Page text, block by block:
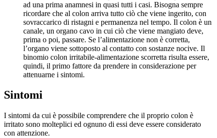
ad una prima anamnesi in quasi tutti i casi. Bisogna sempre
ricordare che al colon arriva tutto ciò che viene ingerito, con
sovraccarico di ristagni e permanenza nel tempo. Il colon è un
canale, un organo cavo in cui ciò che viene mangiato deve,
prima o poi, passare. Se l’alimentazione non è corretta,
l’organo viene sottoposto al contatto con sostanze nocive. Il
binomio colon irritabile-alimentazione scorretta risulta essere,
quindi, il primo fattore da prendere in considerazione per
attenuarne i sintomi.
Sintomi
I sintomi da cui è possibile comprendere che il proprio colon è
irritato sono molteplici ed ognuno di essi deve essere considerato
con attenzione.